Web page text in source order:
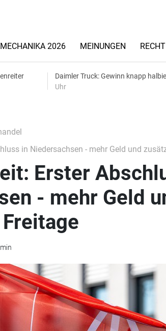
2026 MEINUNGEN
Daimler Truck: Gewinn knapp
Uhr
in Niedersachsen - mehr Geld und
Erster
- mehr Geld